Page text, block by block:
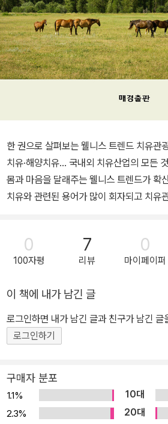
한 권으로 살펴보는 웰니스 트렌드 치유관광·치유음식·치유농업·산림
치유·해양치유... 국내외 치유산업의 모든 것 최근 치유자원을 활용해
몸과 마음을 달래주는 웰니스 트렌드가 확
치유와 관련된 용어가 많이 회자되고 치유
책은 치유산업 전반에 관한 기본적인 현황
리한 책이다. 치유산업은 지방 소멸 시대
화의 마중물이 될 수 있다. 국가의 균형 발
광은 다른 말로 ‘웰니스관광’으로도 불리며
드다. 정부에서는 다양한 정책 추진으로 치
의 새로운 변화를 기대하고 있다. 치유음식
터 강조돼왔으며 건강에 좋고 몸에 좋은 효
경관 등을 통해 신체적·정신적 건강을 회복
농업의 목적이 건강 증진이나 치유의 관점
국가 경제 발전을 추구하는 추세다. 산림치
0
100자평
7
리뷰
0
마이페이퍼
이 책에 내가 남긴 글
로그인하면 내가 남긴 글과 친구가 남긴 글
로그인하기
구매자 분포
1.1% 10대
2.3%
20대